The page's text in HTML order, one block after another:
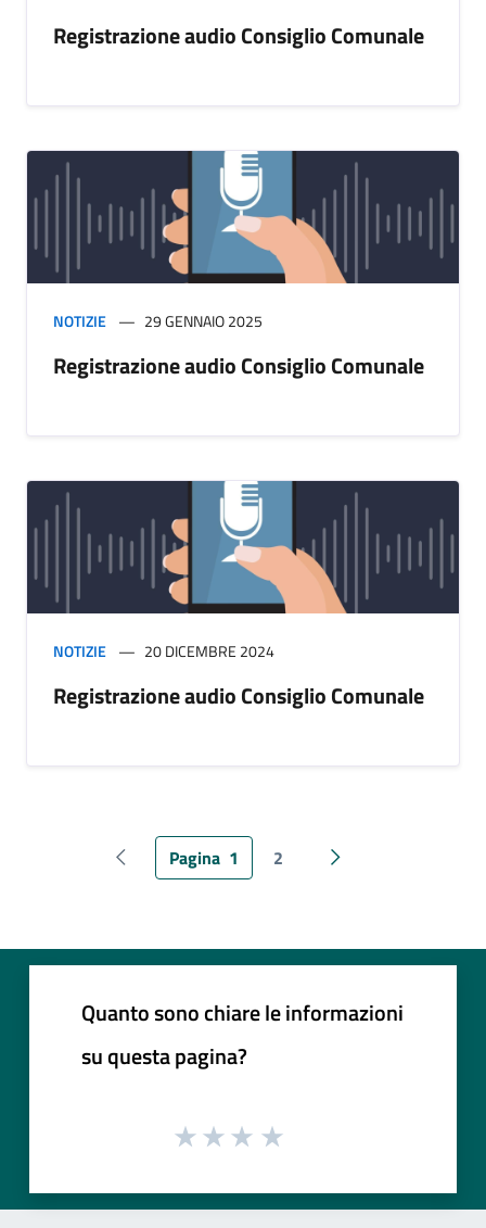
Registrazione audio Consiglio Comunale
NOTIZIE 29 GENNAIO 2025
Registrazione audio Consiglio Comunale
NOTIZIE 20 DICEMBRE 2024
Registrazione audio Consiglio Comunale
Pagina precedente
Pagina 1 2 Pagina successiva
Quanto sono chiare le informazioni
su questa pagina?